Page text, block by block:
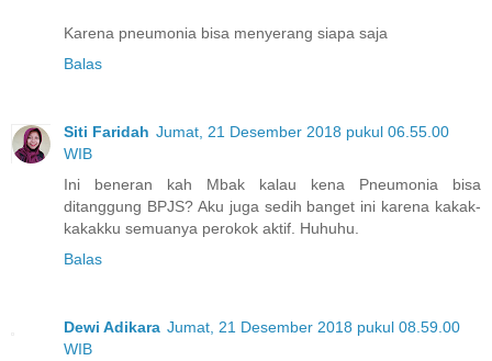
Karena pneumonia bisa menyerang siapa saja
Balas
Siti Faridah Jumat, 21 Desember 2018 pukul 06.55.00
WIB
Ini beneran kah Mbak kalau kena Pneumonia bisa
ditanggung BPJS? Aku juga sedih banget ini karena kakak-
kakakku semuanya perokok aktif. Huhuhu.
Balas
Dewi Adikara Jumat, 21 Desember 2018 pukul 08.59.00
WIB